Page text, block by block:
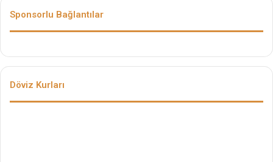
Sponsorlu Bağlantılar
Döviz Kurları